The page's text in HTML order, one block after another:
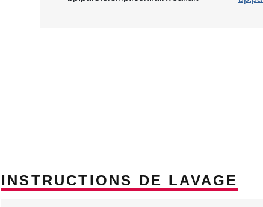
INSTRUCTIONS DE LAVAGE